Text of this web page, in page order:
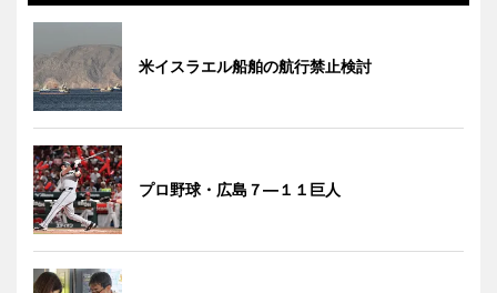
米イスラエル船舶の航行禁止検討
プロ野球・広島７―１１巨人